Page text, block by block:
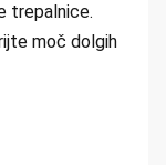
trepalnice.
moč dolgih